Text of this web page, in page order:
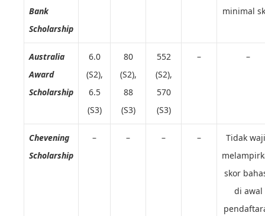
Bank
Scholarship
minimal
Australia
Award
Scholarship
6.0
(S2),
6.5
(S3)
80
(S2),
88
(S3)
552
(S2),
570
(S3)
– –
Chevening
Scholarship
– – – –
Tidak
skor
di awal